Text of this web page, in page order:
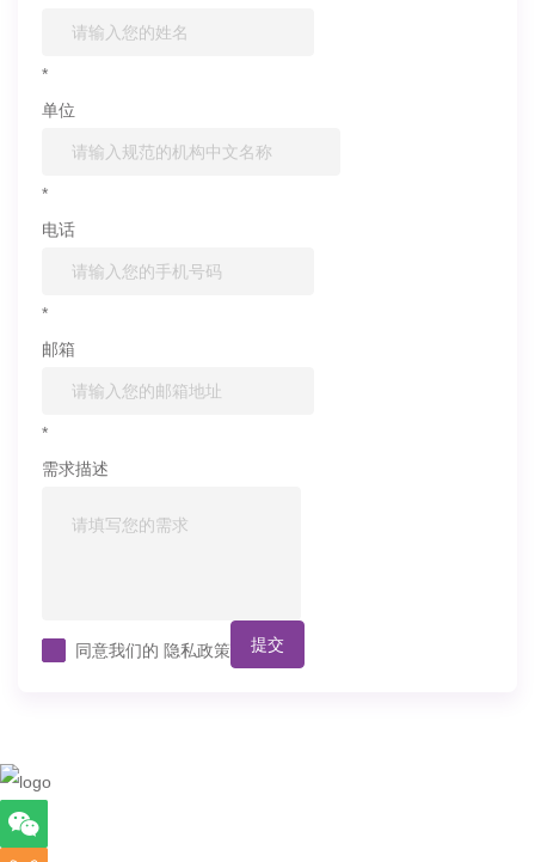
*
单位
*
电话
*
邮箱
*
需求描述
同意我们的 隐私政策 提交